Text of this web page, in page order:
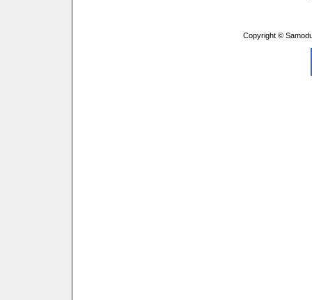
Copyright ©